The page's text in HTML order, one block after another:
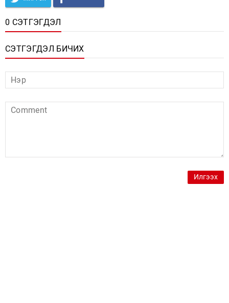
0 СЭТГЭГДЭЛ
СЭТГЭГДЭЛ БИЧИХ
Илгээх